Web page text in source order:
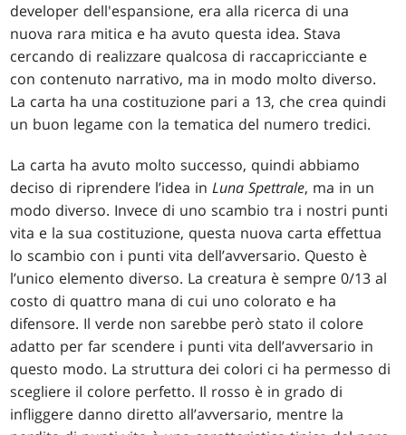
developer dell'espansione, era alla ricerca di una
nuova rara mitica e ha avuto questa idea. Stava
cercando di realizzare qualcosa di raccapricciante e
con contenuto narrativo, ma in modo molto diverso.
La carta ha una costituzione pari a 13, che crea quindi
un buon legame con la tematica del numero tredici.
La carta ha avuto molto successo, quindi abbiamo
deciso di riprendere l’idea inLuna Spettrale, ma in un
modo diverso. Invece di uno scambio tra i nostri punti
vita e la sua costituzione, questa nuova carta effettua
lo scambio con i punti vita dell’avversario. Questo è
l’unico elemento diverso. La creatura è sempre 0/13 al
costo di quattro mana di cui uno colorato e ha
difensore. Il verde non sarebbe però stato il colore
adatto per far scendere i punti vita dell’avversario in
questo modo. La struttura dei colori ci ha permesso di
scegliere il colore perfetto. Il rosso è in grado di
infliggere danno diretto all’avversario, mentre la